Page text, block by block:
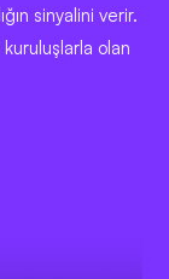
sinyalini verir.
kuruluşlarla olan